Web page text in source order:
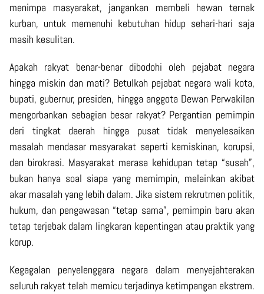
menimpa masyarakat, jangankan membeli hewan ternak
kurban, untuk memenuhi kebutuhan hidup sehari-hari saja
masih kesulitan.
Apakah rakyat benar-benar dibodohi oleh pejabat negara
hingga miskin dan mati? Betulkah pejabat negara wali kota,
bupati, gubernur, presiden, hingga anggota Dewan Perwakilan
mengorbankan sebagian besar rakyat? Pergantian pemimpin
dari tingkat daerah hingga pusat tidak menyelesaikan
masalah mendasar masyarakat seperti kemiskinan, korupsi,
dan birokrasi. Masyarakat merasa kehidupan tetap “susah”,
bukan hanya soal siapa yang memimpin, melainkan akibat
akar masalah yang lebih dalam. Jika sistem rekrutmen politik,
hukum, dan pengawasan “tetap sama”, pemimpin baru akan
tetap terjebak dalam lingkaran kepentingan atau praktik yang
korup.
Kegagalan penyelenggara negara dalam menyejahterakan
seluruh rakyat telah memicu terjadinya ketimpangan ekstrem.